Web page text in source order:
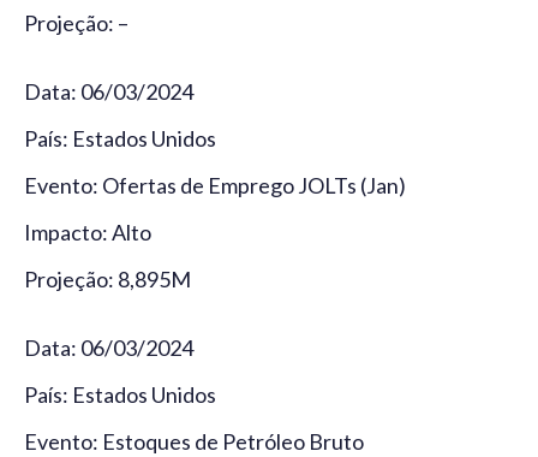
Projeção: –
Data: 06/03/2024
País: Estados Unidos
Evento: Ofertas de Emprego JOLTs (Jan)
Impacto: Alto
Projeção: 8,895M
Data: 06/03/2024
País: Estados Unidos
Evento: Estoques de Petróleo Bruto